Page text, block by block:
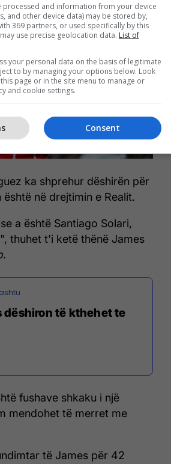
ka shprehur dëshirën për
në drejtimin e Realit.
a është Santiago Solari,
thuhet t'i ketë thënë James
.
dëshiron të kthehet te
fushave shkaku i një
mendohet të merret me
të James për 42
processed and information from your device
and other device data) may be stored by,
369 partners, or used specifically by this
use precise geolocation data. List of
your personal data on the basis of legitimate
to by managing your options below. Look
page or in the site menu to manage or
and cookie settings.
Consent